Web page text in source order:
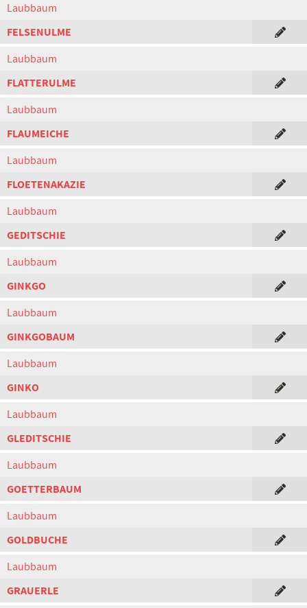
Laubbaum
FELSENULME
Laubbaum
FLATTERULME
Laubbaum
FLAUMEICHE
Laubbaum
FLOETENAKAZIE
Laubbaum
GEDITSCHIE
Laubbaum
GINKGO
Laubbaum
GINKGOBAUM
Laubbaum
GINKO
Laubbaum
GLEDITSCHIE
Laubbaum
GOETTERBAUM
Laubbaum
GOLDBUCHE
Laubbaum
GRAUERLE